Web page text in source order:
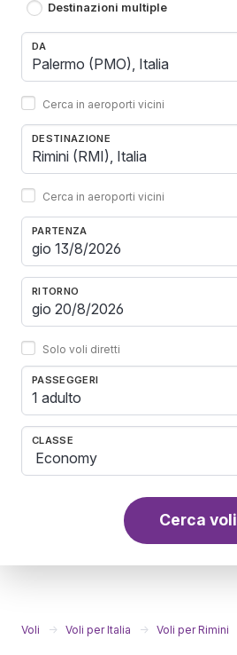
Destinazioni multiple
DA
Cerca in aeroporti vicini
DESTINAZIONE
Cerca in aeroporti vicini
PARTENZA
RITORNO
Solo voli diretti
PASSEGGERI
1 adulto
CLASSE
Cerca voli
Voli Voli per Italia Voli per Rimini